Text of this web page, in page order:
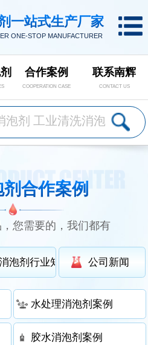
一站式生产厂家
ONE-STOP MANUFACTURER
合作案例
COOPERATION CASE
联系南辉
CONTACT US
合作案例
您需要的，我们都有
水处理消泡剂案例
胶水消泡剂案例
泡剂行业知识 公司新闻